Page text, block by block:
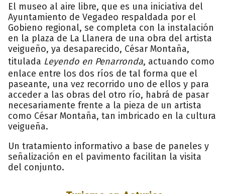
El museo al aire libre, que es una iniciativa del
Ayuntamiento de Vegadeo respaldada por el
Gobieno regional, se completa con la instalación
en la plaza de La Llanera de una obra del artista
veigueño, ya desaparecido, César Montaña,
titulada Leyendo en Penarronda, actuando como
enlace entre los dos ríos de tal forma que el
paseante, una vez recorrido uno de ellos y para
acceder a las obras del otro río, habrá de pasar
necesariamente frente a la pieza de un artista
como César Montaña, tan imbricado en la cultura
veigueña.
Un tratamiento informativo a base de paneles y
señalización en el pavimento facilitan la visita
del conjunto.